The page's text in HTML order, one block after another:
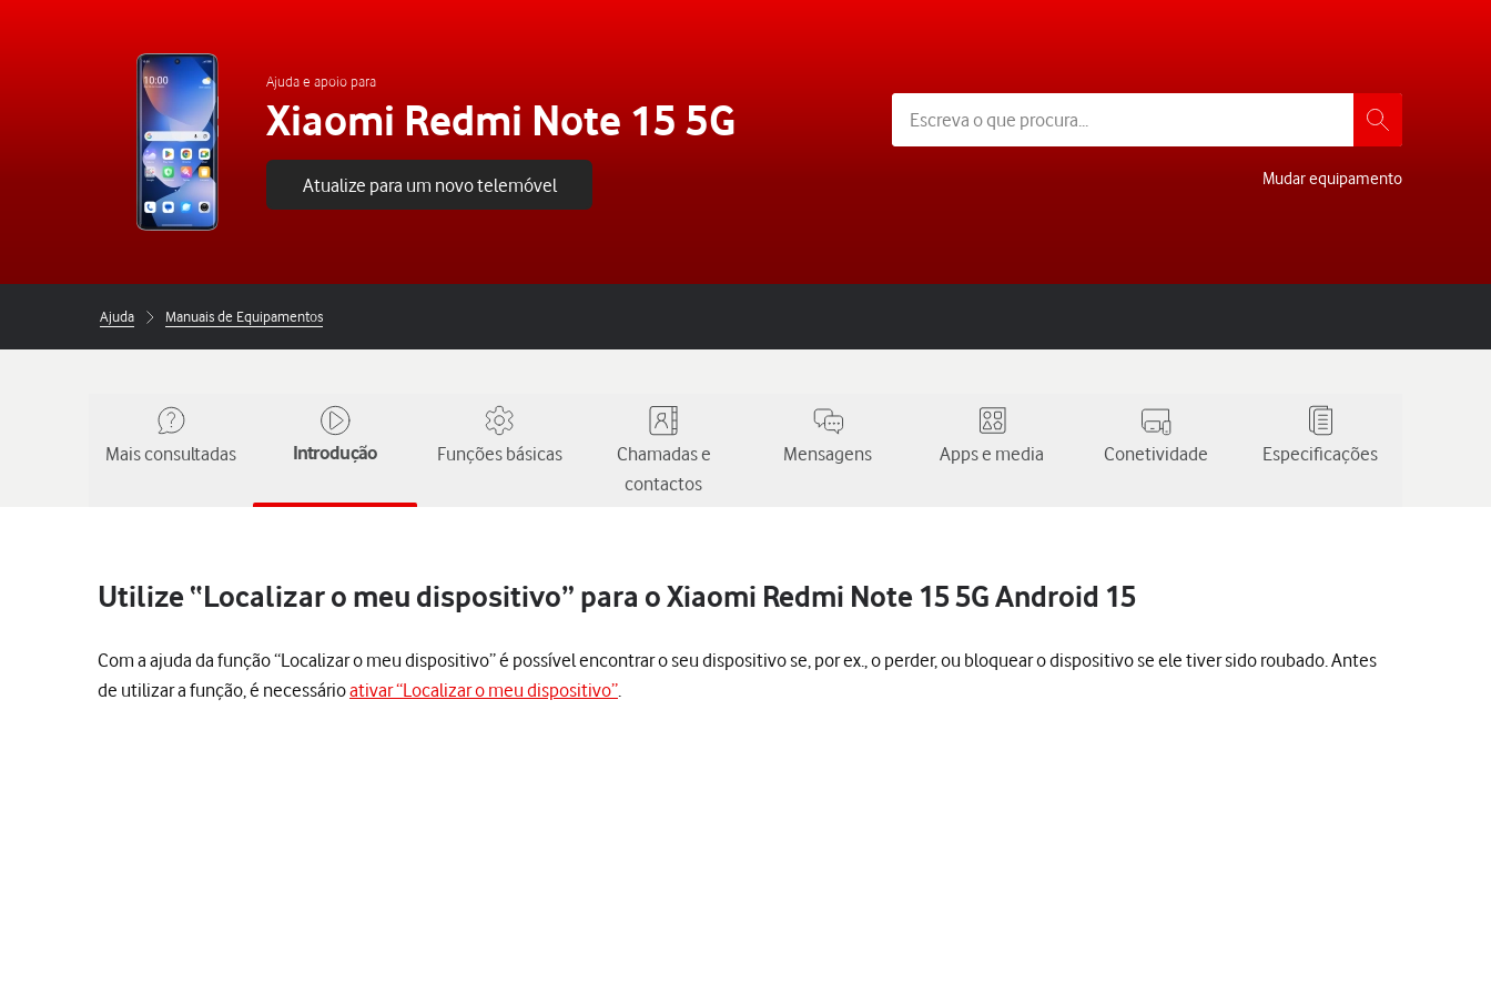
Ajuda e apoio para
Xiaomi Redmi Note 15 5G
Atualize para um novo telemóvel Mudar equipamento
Ajuda Manuais de Equipamentos
Mais consultadas Introdução Funções básicas
Chamadas e
contactos
Mensagens Apps e media Conetividade Especificações
Utilize “Localizar o meu dispositivo” para o Xiaomi Redmi Note 15 5G Android 15
Com a ajuda da função “Localizar o meu dispositivo” é possível encontrar o seu dispositivo se, por ex., o perder, ou bloquear o dispositivo se ele tiver sido roubado. Antes
de utilizar a função, é necessárioativar “Localizar o meu dispositivo”